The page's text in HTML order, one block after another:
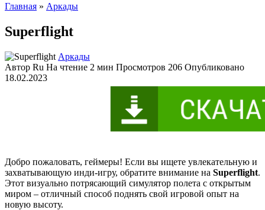
Главная » Аркады
Superflight
Аркады
Автор Ru На чтение 2 мин Просмотров 206 Опубликовано
18.02.2023
Добро пожаловать, геймеры! Если вы ищете увлекательную и
захватывающую инди-игру, обратите внимание на Superflight.
Этот визуально потрясающий симулятор полета с открытым
миром – отличный способ поднять свой игровой опыт на
новую высоту.